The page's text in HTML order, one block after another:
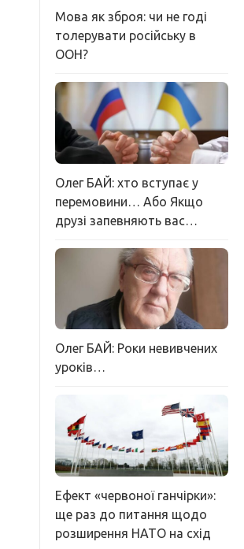
Мова як зброя: чи не годі
толерувати російську в
ООН?
Олег БАЙ: хто вступає у
перемовини… Або Якщо
друзі запевняють вас…
Олег БАЙ: Роки невивчених
уроків…
Ефект «червоної ганчірки»:
ще раз до питання щодо
розширення НАТО на схід